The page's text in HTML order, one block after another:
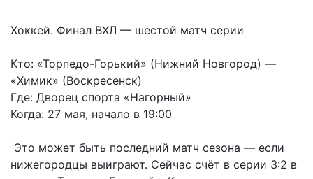
Хоккей. Финал ВХЛ — шестой матч серии
Кто: «Торпедо-Горький» (Нижний Новгород) —
«Химик» (Воскресенск)
Где: Дворец спорта «Нагорный»
Когда: 27 мая, начало в 19:00
Это может быть последний матч сезона — если
нижегородцы выиграют. Сейчас счёт в серии 3:2 в